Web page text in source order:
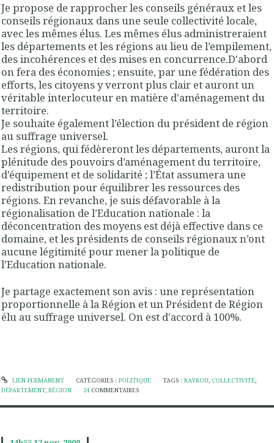
Je propose de rapprocher les conseils généraux et les
conseils régionaux dans une seule collectivité locale,
avec les mêmes élus. Les mêmes élus administreraient
les départements et les régions au lieu de l’empilement,
des incohérences et des mises en concurrence.D'abord
on fera des économies ; ensuite, par une fédération des
efforts, les citoyens y verront plus clair et auront un
véritable interlocuteur en matière d'aménagement du
territoire.
Je souhaite également l’élection du président de région
au suffrage universel.
Les régions, qui fédèreront les départements, auront la
plénitude des pouvoirs d’aménagement du territoire,
d’équipement et de solidarité ; l’État assumera une
redistributionpour équilibrer les ressources des
régions. En revanche, je suis défavorable à la
régionalisation de l’Education nationale : la
déconcentration des moyens est déjà effective dans ce
domaine, et les présidents de conseils régionaux n’ont
aucune légitimité pour mener la politique de
l’Education nationale.
Je partage exactement son avis : une représentation
proportionnelle à la Région et un Président de Région
élu au suffrage universel. On est d'accord à 100%.
LIEN PERMANENT CATÉGORIES : POLITIQUE TAGS :BAYROU, COLLECTIVITÉ,
DÉPARTEMENT, RÉGION 24 COMMENTAIRES